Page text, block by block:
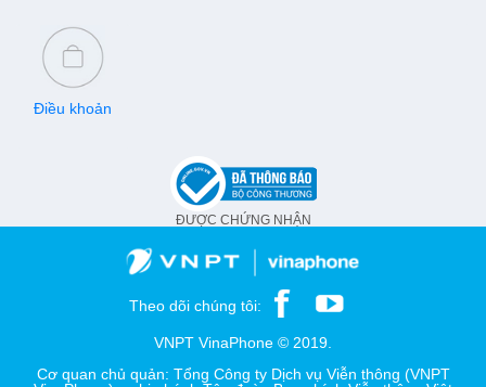
Điều khoản
ĐƯỢC CHỨNG NHẬN
Theo dõi chúng tôi:
VNPT VinaPhone © 2019.
Cơ quan chủ quản: Tổng Công ty Dịch vụ Viễn thông (VNPT